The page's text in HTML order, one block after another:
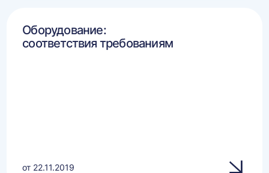
Оборудование:
соответствия требованиям
от 22.11.2019